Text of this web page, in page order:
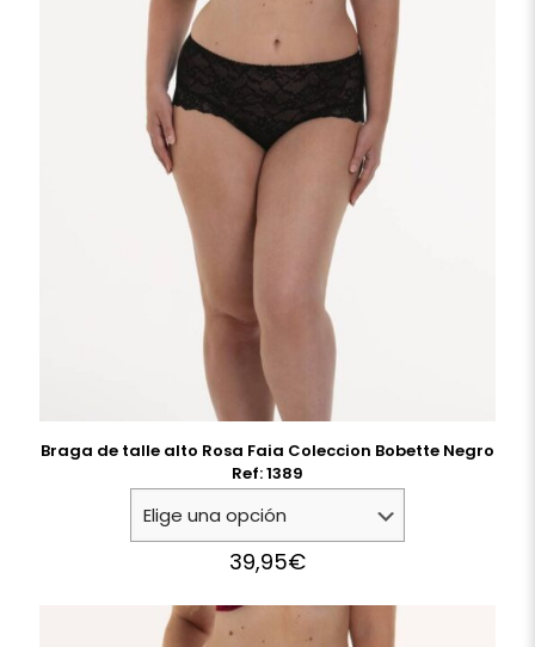
Braga de talle alto Rosa Faia Coleccion Bobette Negro
Ref: 1389
39,95€